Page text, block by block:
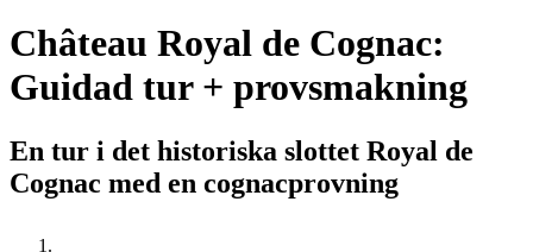
Château Royal de Cognac:
Guidad tur + provsmakning
En tur i det historiska slottet Royal de
Cognac med en cognacprovning